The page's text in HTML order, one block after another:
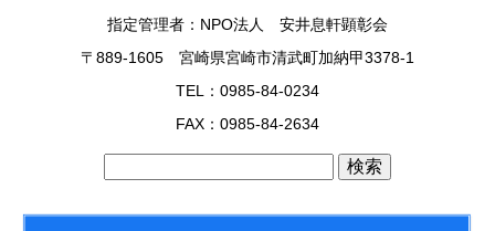
指定管理者：NPO法人 安井息軒顕彰会
〒889-1605 宮崎県宮崎市清武町加納甲3378-1
TEL：0985-84-0234
FAX：0985-84-2634
検
索: